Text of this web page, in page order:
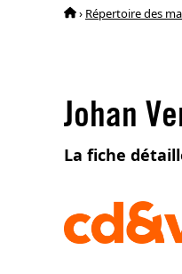
› Répertoire des
Johan
La fiche